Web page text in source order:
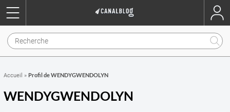
Accueil » Profil de WENDYGWENDOLYN
WENDYGWENDOLYN